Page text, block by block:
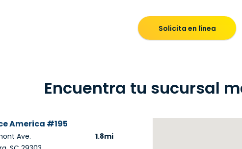
Solicita en línea
Encuentra tu sucursal
America #195
1.8mi
Ave.